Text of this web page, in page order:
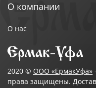
О компании
О нас
2020 © ООО «ЕрмакУфа»
права защищены.